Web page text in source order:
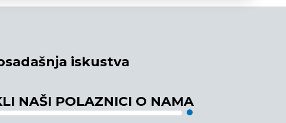
iskustva
NAŠI POLAZNICI O NAMA